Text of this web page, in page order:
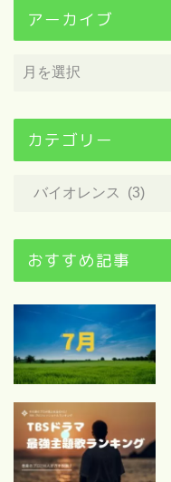
アーカイブ
カテゴリー
おすすめ記事